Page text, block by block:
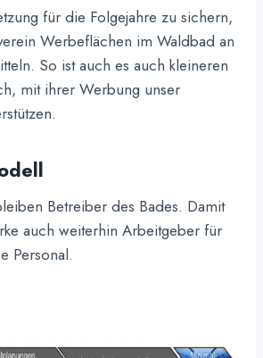
für die Folgejahre zu sichern,
Werbeflächen im Waldbad an
So ist auch es auch kleineren
mit ihrer Werbung unser
Betreiber des Bades. Damit
auch weiterhin Arbeitgeber für
Personal.